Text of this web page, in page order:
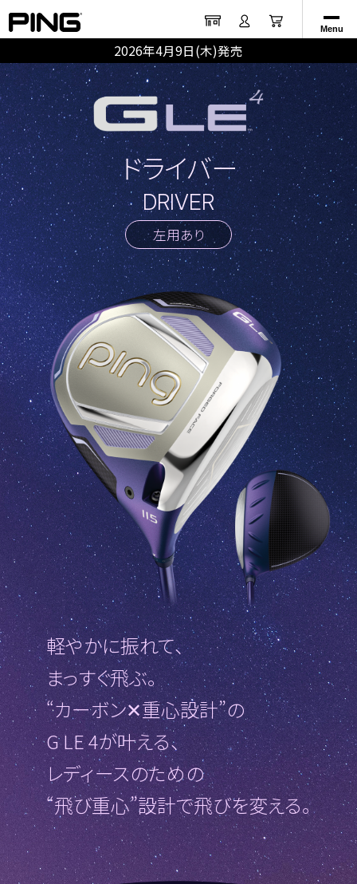
Menu
2026年4月9日(木)発売
ドライバー
DRIVER
左用あり
軽やかに振れて、
まっすぐ飛ぶ。
“カーボン✕重心設計”の
G LE 4が叶える、
レディースのための
“飛び重心”設計で飛びを変える。